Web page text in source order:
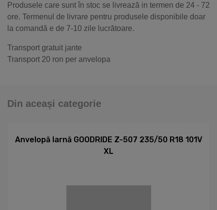
Produsele care sunt în stoc se livrează in termen de 24 - 72
ore. Termenul de livrare pentru produsele disponibile doar
la comandă e de 7-10 zile lucrătoare.
Transport gratuit jante
Transport 20 ron per anvelopa
Din aceași categorie
Anvelopă Iarnă GOODRIDE Z-507 235/50 R18 101V
XL